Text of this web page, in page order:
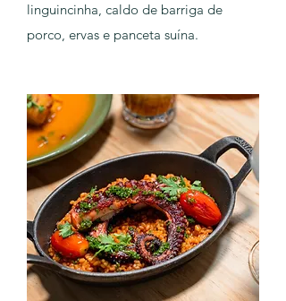
linguincinha, caldo de barriga de
porco, ervas e panceta suína.